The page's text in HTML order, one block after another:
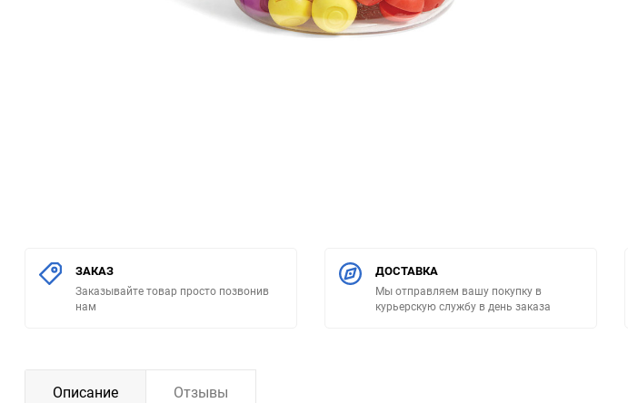
ЗАКАЗ
Заказывайте товар просто позвонив
нам
ДОСТАВКА
Мы отправляем вашу покупку в
курьерскую службу в день заказа
Описание Отзывы